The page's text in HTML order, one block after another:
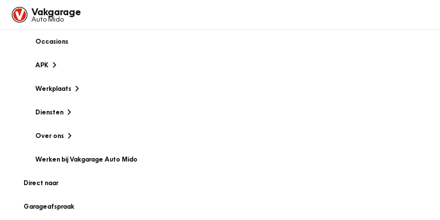
Vakgarage
Auto Mido
Occasions
APK
Werkplaats
Diensten
Over ons
Werken bij Vakgarage Auto Mido
Direct naar
Garageafspraak